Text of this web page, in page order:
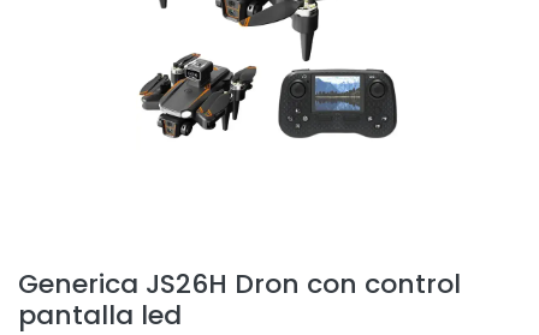
Generica JS26H Dron con control
pantalla led